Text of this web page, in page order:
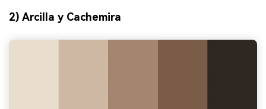
2) Arcilla y Cachemira